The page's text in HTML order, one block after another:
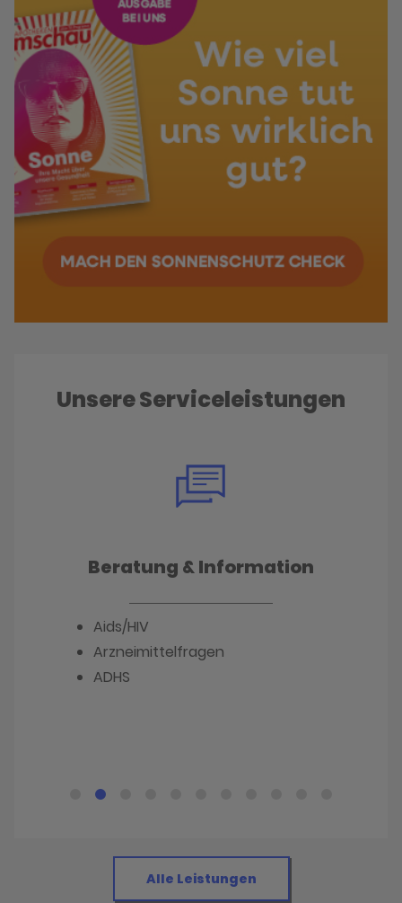
Unsere Serviceleistungen
Beratung & Information
Aids/HIV
Arzneimittelfragen
ADHS
Alle Leistungen